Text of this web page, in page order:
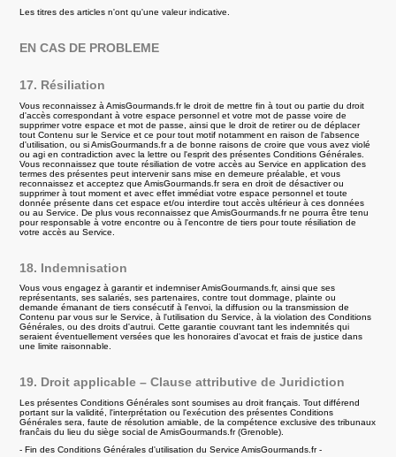
Les titres des articles n'ont qu'une valeur indicative.
EN CAS DE PROBLEME
17. Résiliation
Vous reconnaissez à AmisGourmands.fr le droit de mettre fin à tout ou partie du droit
d'accès correspondant à votre espace personnel et votre mot de passe voire de
supprimer votre espace et mot de passe, ainsi que le droit de retirer ou de déplacer
tout Contenu sur le Service et ce pour tout motif notamment en raison de l'absence
d'utilisation, ou si AmisGourmands.fr a de bonne raisons de croire que vous avez violé
ou agi en contradiction avec la lettre ou l'esprit des présentes Conditions Générales.
Vous reconnaissez que toute résiliation de votre accès au Service en application des
termes des présentes peut intervenir sans mise en demeure préalable, et vous
reconnaissez et acceptez que AmisGourmands.fr sera en droit de désactiver ou
supprimer à tout moment et avec effet immédiat votre espace personnel et toute
donnée présente dans cet espace et/ou interdire tout accès ultérieur à ces données
ou au Service. De plus vous reconnaissez que AmisGourmands.fr ne pourra être tenu
pour responsable à votre encontre ou à l'encontre de tiers pour toute résiliation de
votre accès au Service.
18. Indemnisation
Vous vous engagez à garantir et indemniser AmisGourmands.fr, ainsi que ses
représentants, ses salariés, ses partenaires, contre tout dommage, plainte ou
demande émanant de tiers consécutif à l'envoi, la diffusion ou la transmission de
Contenu par vous sur le Service, à l'utilisation du Service, à la violation des Conditions
Générales, ou des droits d'autrui. Cette garantie couvrant tant les indemnités qui
seraient éventuellement versées que les honoraires d'avocat et frais de justice dans
une limite raisonnable.
19. Droit applicable – Clause attributive de Juridiction
Les présentes Conditions Générales sont soumises au droit français. Tout différend
portant sur la validité, l'interprétation ou l'exécution des présentes Conditions
Générales sera, faute de résolution amiable, de la compétence exclusive des tribunaux
franĉais du lieu du siège social de AmisGourmands.fr (Grenoble).
- Fin des Conditions Générales d'utilisation du Service AmisGourmands.fr -